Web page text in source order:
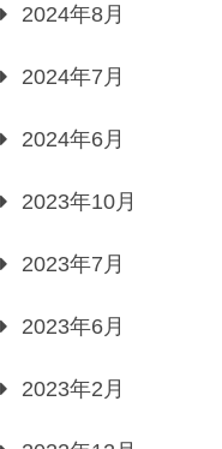
2024年8月
2024年7月
2024年6月
2023年10月
2023年7月
2023年6月
2023年2月